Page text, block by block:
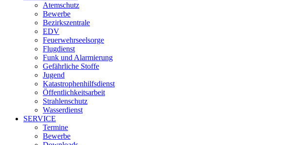
Atemschutz
Bewerbe
Bezirkszentrale
EDV
Feuerwehrseelsorge
Flugdienst
Funk und Alarmierung
Gefährliche Stoffe
Jugend
Katastrophenhilfsdienst
Öffentlichkeitsarbeit
Strahlenschutz
Wasserdienst
SERVICE
Termine
Bewerbe